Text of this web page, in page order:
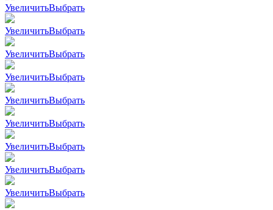
УвеличитьВыбрать
УвеличитьВыбрать
УвеличитьВыбрать
УвеличитьВыбрать
УвеличитьВыбрать
УвеличитьВыбрать
УвеличитьВыбрать
УвеличитьВыбрать
УвеличитьВыбрать